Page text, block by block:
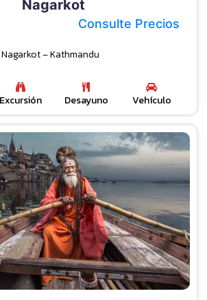
Nagarkot
Consulte Precios
– Kathmandu
Excursión Desayuno Vehículo